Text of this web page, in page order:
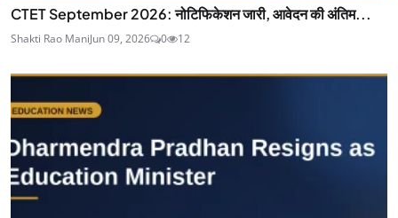
CTET September 2026: नोटिफिकेशन जारी, आवेदन की अंतिम...
Shakti Rao ManiJun 09, 2026 0 12